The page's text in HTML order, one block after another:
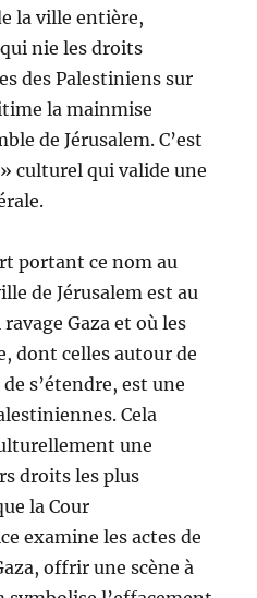
la ville entière,
nie les droits
des Palestiniens sur
la mainmise
de Jérusalem. C’est
culturel qui valide une
portant ce nom au
de Jérusalem est au
Gaza et où les
dont celles autour de
s’étendre, est une
Cela
une
droits les plus
la Cour
examine les actes de
offrir une scène à